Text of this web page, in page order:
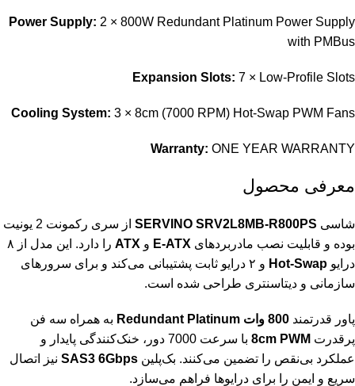
Power Supply: 2 × 800W Redundant Platinum Power Supply
with PMBus
Expansion Slots: 7 × Low-Profile Slots
Cooling System: 3 × 8cm (7000 RPM) Hot-Swap PWM Fans
Warranty: ONE YEAR WARRANTY
معرفی محصول
شاسی SERVINO SRV2L8MB-R800PS
از سری رکمونت 2 یونیت
بوده و قابلیت نصب مادربردهای E-ATX و ATX
را دارد. این مدل از ۸
درایو Hot-Swap
و ۲ درایو ثابت پشتیبانی می‌کند و برای سرورهای
سازمانی و دیتاسنتری طراحی شده است.
پاور قدرتمند 800 وات Redundant Platinum
به همراه سه فن
پرقدرت 8cm PWM
با سرعت 7000 دور، خنک‌کنندگی پایدار و
عملکرد بی‌نقص را تضمین می‌کنند. بک‌پلین SAS3 6Gbps نیز اتصال
سریع و ایمن را برای درایوها فراهم می‌سازد.